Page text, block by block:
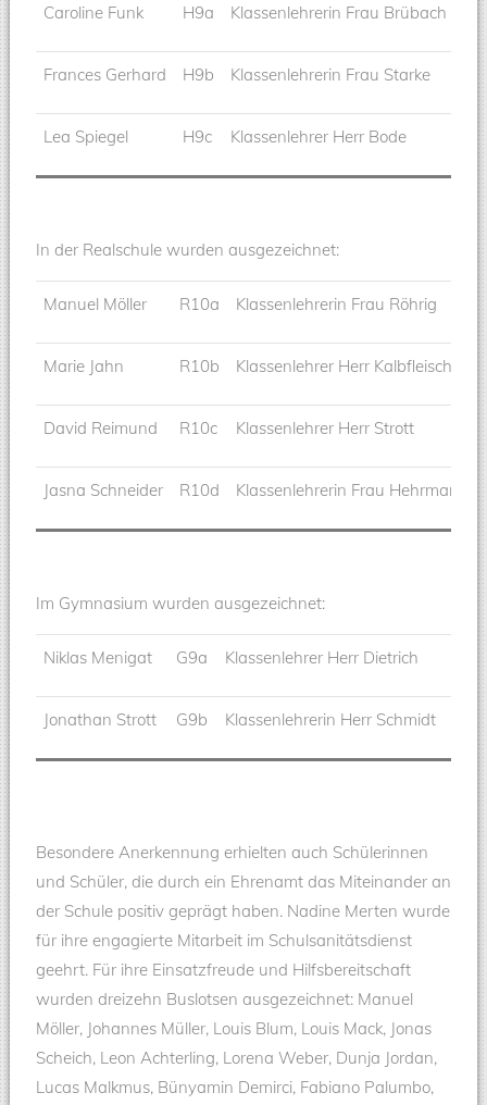
Caroline Funk H9a Klassenlehrerin Frau Brübach
Frances Gerhard H9b Klassenlehrerin Frau Starke
Lea Spiegel H9c Klassenlehrer Herr Bode
In der Realschule wurden ausgezeichnet:
Manuel Möller R10a Klassenlehrerin Frau Röhrig
Marie Jahn R10b Klassenlehrer Herr Kalbfleisch
David Reimund R10c Klassenlehrer Herr Strott
Jasna Schneider R10d Klassenlehrerin Frau Hehrmann
Im Gymnasium wurden ausgezeichnet:
Niklas Menigat G9a Klassenlehrer Herr Dietrich
Jonathan Strott G9b Klassenlehrerin Herr Schmidt
Besondere Anerkennung erhielten auch Schülerinnen
und Schüler, die durch ein Ehrenamt das Miteinander an
der Schule positiv geprägt haben. Nadine Merten wurde
für ihre engagierte Mitarbeit im Schulsanitätsdienst
geehrt. Für ihre Einsatzfreude und Hilfsbereitschaft
wurden dreizehn Buslotsen ausgezeichnet: Manuel
Möller, Johannes Müller, Louis Blum, Louis Mack, Jonas
Scheich, Leon Achterling, Lorena Weber, Dunja Jordan,
Lucas Malkmus, Bünyamin Demirci, Fabiano Palumbo,